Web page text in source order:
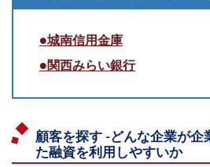
●城南信用金庫
●関西みらい銀行
顧客を探す -どんな企業が企
た融資を利用しやすいか